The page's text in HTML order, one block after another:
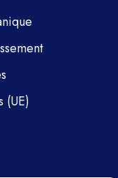
(UE)